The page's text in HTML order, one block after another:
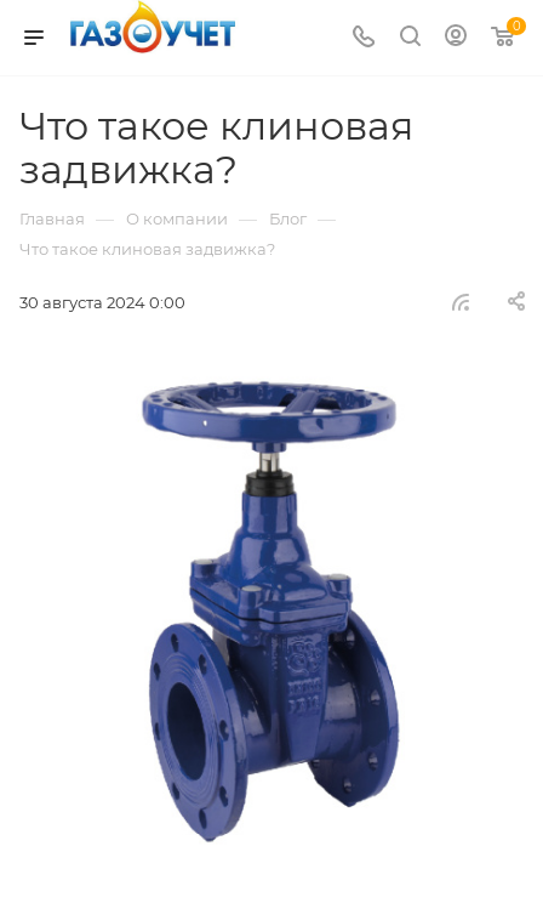
0
Что такое клиновая
задвижка?
Главная — О компании — Блог —
Что такое клиновая задвижка?
30 августа 2024 0:00